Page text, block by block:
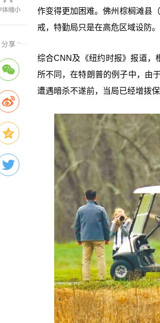
作变得更加困难。佛州棕榈滩县
戒，特勤局只是在高危区域设防。
综合CNN及《纽约时报》报道，
所不同，在特朗普的例子中，由
遭遇暗杀不遂前，当局已经增拨保